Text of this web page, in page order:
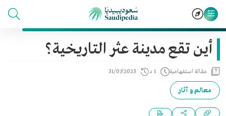
أين تقع مدينة عثر التاريخية؟
مقالة استفهامية 1 د 31/07/2023
معالم و آثار